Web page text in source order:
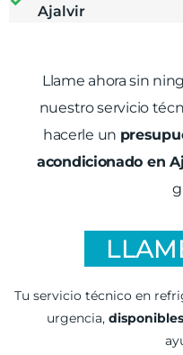
Ajalvir
Llame ahora sin
nuestro servicio
hacerle un
acondicionado en
Tu servicio técnico en
urgencia,